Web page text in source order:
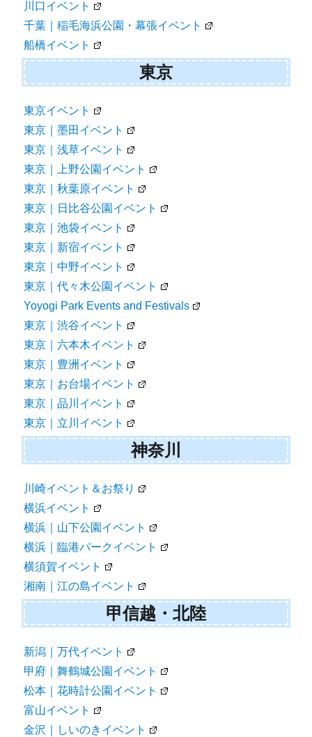
川口イベント
千葉｜稲毛海浜公園・幕張イベント
船橋イベント
東京
東京イベント
東京｜墨田イベント
東京｜浅草イベント
東京｜上野公園イベント
東京｜秋葉原イベント
東京｜日比谷公園イベント
東京｜池袋イベント
東京｜新宿イベント
東京｜中野イベント
東京｜代々木公園イベント
Yoyogi Park Events and Festivals
東京｜渋谷イベント
東京｜六本木イベント
東京｜豊洲イベント
東京｜お台場イベント
東京｜品川イベント
東京｜立川イベント
神奈川
川崎イベント＆お祭り
横浜イベント
横浜｜山下公園イベント
横浜｜臨港パークイベント
横須賀イベント
湘南｜江の島イベント
甲信越・北陸
新潟｜万代イベント
甲府｜舞鶴城公園イベント
松本｜花時計公園イベント
富山イベント
金沢｜しいのきイベント